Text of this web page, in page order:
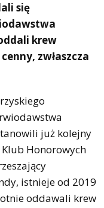
się
krew
zwłaszcza
już kolejny
Honorowych
istnieje od 2019
oddawali krew